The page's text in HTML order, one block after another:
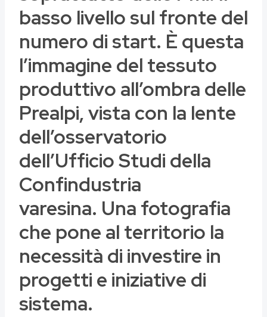
basso livello sul fronte del
numero di start. È questa
l’immagine del tessuto
produttivo all’ombra delle
Prealpi, vista con la lente
dell’osservatorio
dell’Ufficio Studi della
Confindustria
varesina. Una fotografia
che pone al territorio la
necessità di investire in
progetti e iniziative di
sistema.